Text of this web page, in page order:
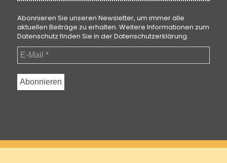
Abonnieren Sie unseren Newsletter, um immer alle
aktuellen Beiträge zu erhalten. Weitere Informationen zum
Datenschutz finden Sie in derDatenschutzerklärung.